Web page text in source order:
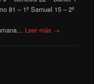
81 – 1º Samuel 15 – 2º
Leer más →